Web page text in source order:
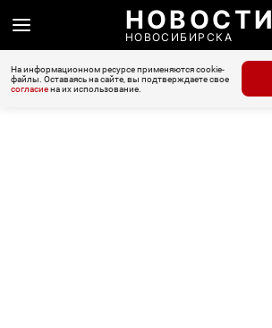
НОВОСТИ
НОВОСИБИРСКА
На информационном ресурсе применяются cookie-
файлы. Оставаясь на сайте, вы подтверждаете свое
согласиена их использование.